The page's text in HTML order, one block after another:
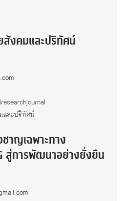
สังคมและปริทัศน์
และปริทัศน์
าญเฉพาะทาง
สู่การพัฒนาอย่างยั่งยืน